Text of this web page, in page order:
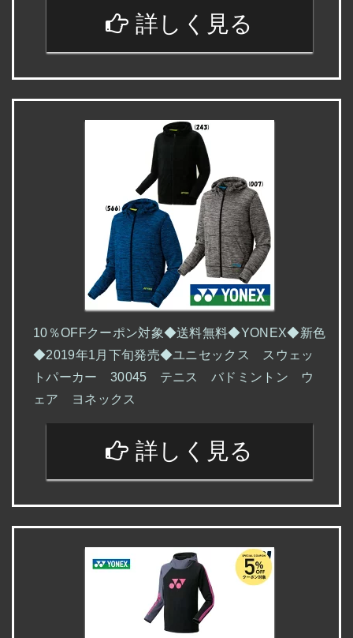
詳しく見る
10％OFFクーポン対象◆送料無料◆YONEX◆新色
◆2019年1月下旬発売◆ユニセックス スウェッ
トパーカー 30045 テニス バドミントン ウ
ェア ヨネックス
詳しく見る